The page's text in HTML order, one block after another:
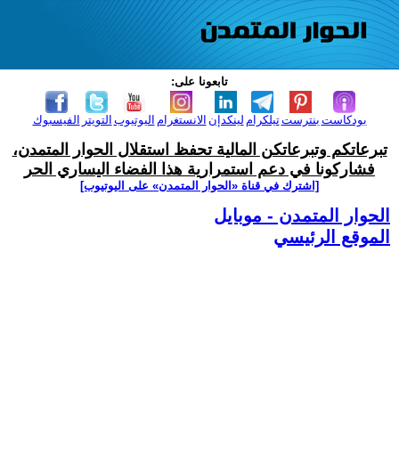
تابعونا على:
الفيسبوك التويتر اليوتيوب الانستغرام لينكدإن تيلكرامبنترست بودكاست
تبرعاتكم وتبرعاتكن المالية تحفظ استقلال الحوار المتمدن،
فشاركونا في دعم استمرارية هذا الفضاء اليساري الحر
[اشترك في قناة ‫«الحوار المتمدن» على اليوتيوب]
الحوار المتمدن - موبايل
الموقع الرئيسي